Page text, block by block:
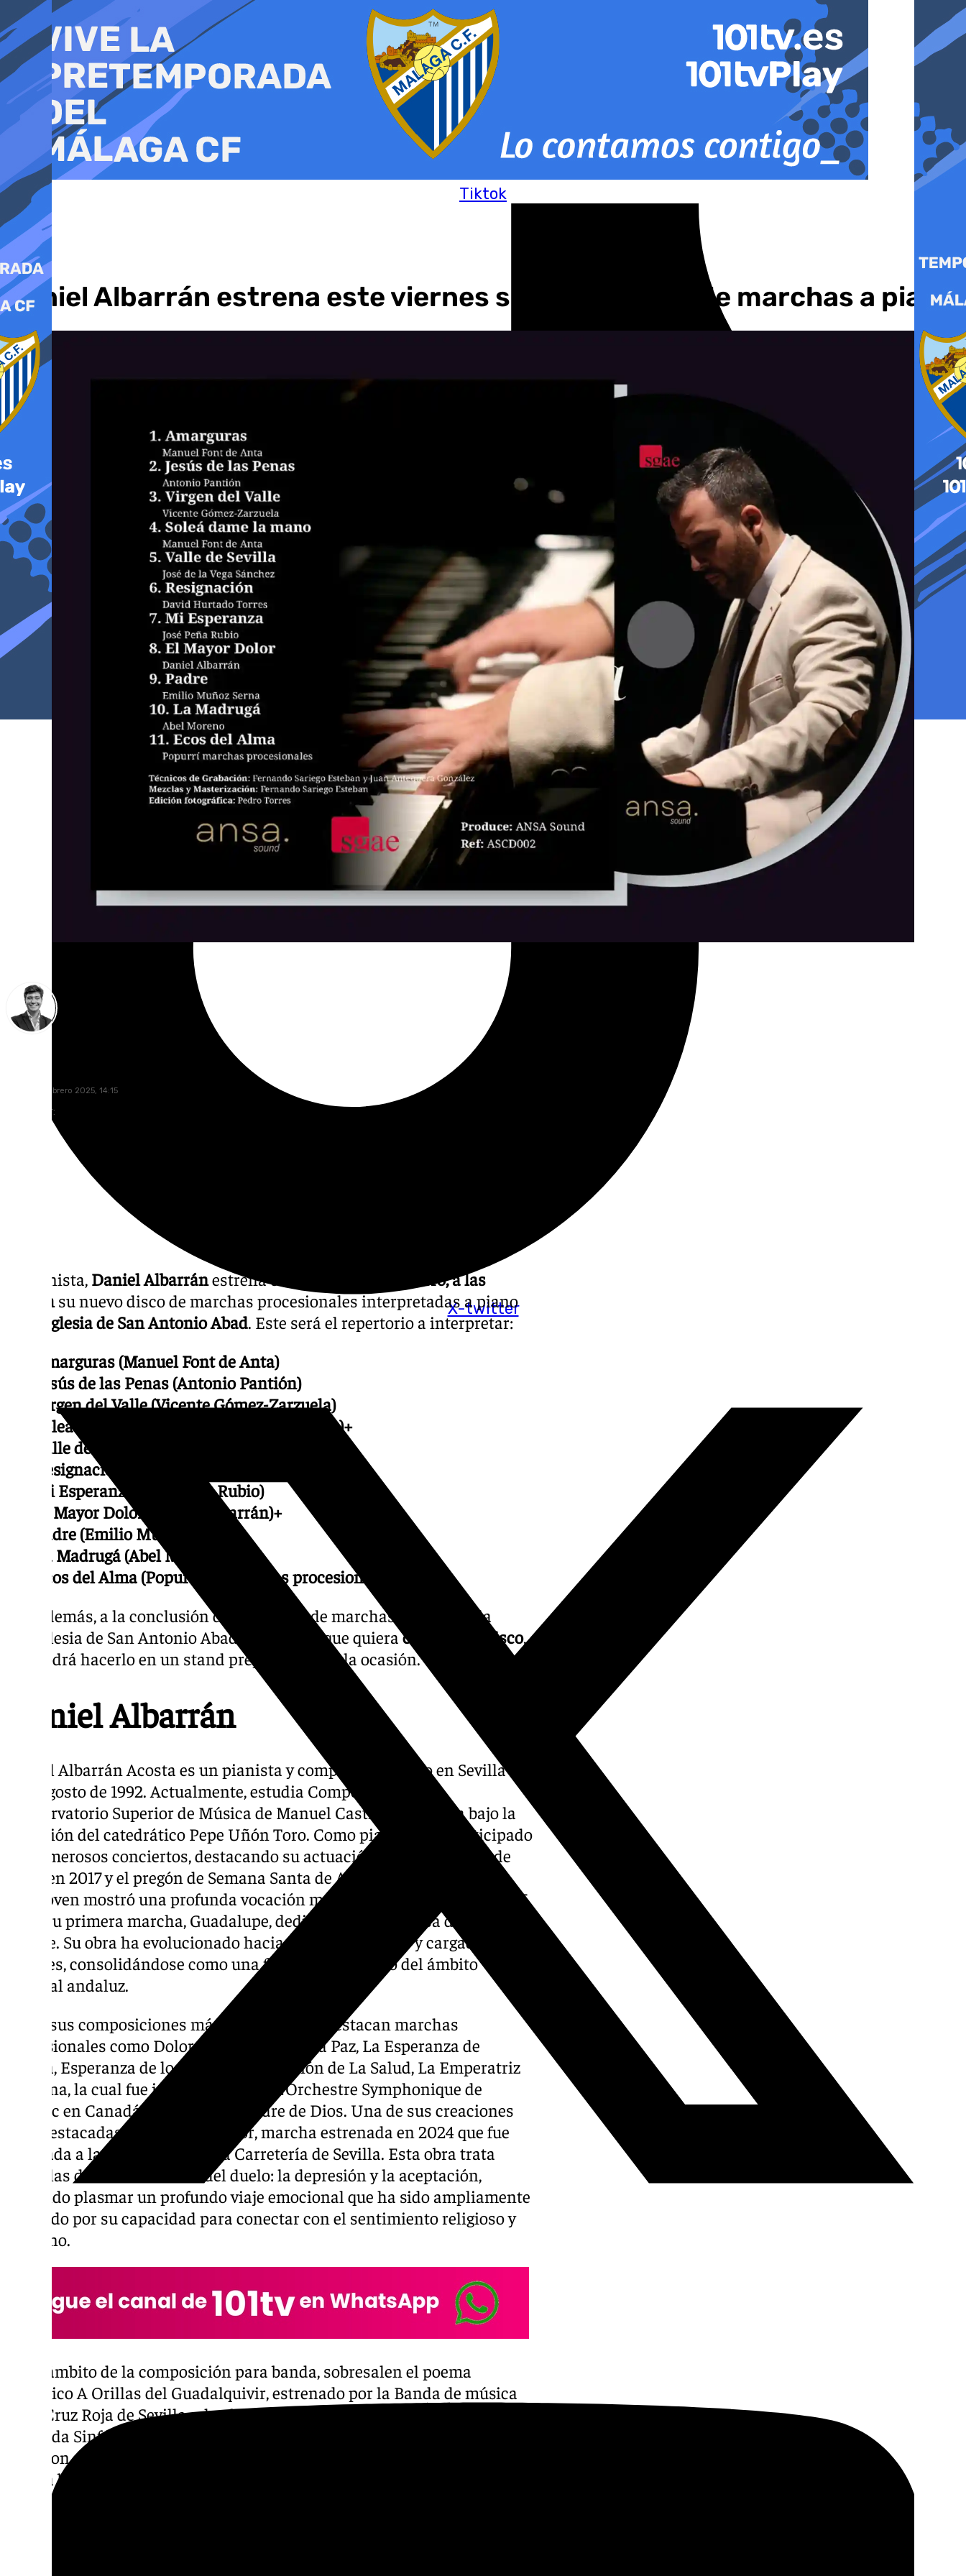
al
contenido
Tiktok
X-twitter
Youtube
Daniel Albarrán estrena este viernes su nuevo disco de marchas a piano
martes, 4 febrero 2025, 14:15
Compartir:
El pianista, Daniel Albarrán estrena este viernes,
7 de febrero, a las
21.00h su nuevo disco de marchas procesionales interpretadas a piano
Iglesia de San Antonio Abad. Este será el repertorio a interpretar:
Amarguras (Manuel Font de Anta)
Jesús de las Penas (Antonio Pantión)
Virgen del Valle (Vicente Gómez-Zarzuela)
Soleá dame la mano (Manuel Font de Anta)+
Valle de Sevilla (José de la Vega)
Resignación (David Hurtado Torres)
Mi Esperanza (José Peña Rubio)
El Mayor Dolor (Daniel Albarrán)+
Padre (Emilio Muñoz Serna)
La Madrugá (Abel Moreno)
Ecos del Alma (Popurrí de marchas procesionales).
Además, a la conclusión del concierto de marchas a piano en la
Iglesia de San Antonio Abad, todo aquel que quieracomprar el disco,
podrá hacerlo en un stand preparado para la ocasión.
Daniel Albarrán
Daniel Albarrán Acosta es un pianista y compositor nacido en Sevilla el
8 de agosto de 1992. Actualmente, estudia Composición en el
Conservatorio Superior de Música de Manuel Castillo en Sevilla bajo la
dirección del catedrático Pepe Uñón Toro. Como pianista, ha participado
en numerosos conciertos, destacando su actuación en la gala Olivo de
Plata en 2017 y el pregón de Semana Santa de Almería en 2022. Desde
muy joven mostró una profunda vocación musical, componiendo a los 15
años su primera marcha, Guadalupe, dedicada a la Dolorosa de Álvarez
Duarte. Su obra ha evolucionado hacia un estilo maduro y cargado de
matices, consolidándose como una figura clave dentro del ámbito
musical andaluz.
Entre sus composiciones más significativas destacan marchas
procesionales como Dolores de un Barrio, La Paz, La Esperanza de
Sevilla, Esperanza de los caídos, Coronación de La Salud, La Emperatriz
Hispana, la cual fue interpretada por L’Orchestre Symphonique de
Québec en Canadá en 2024 y La Madre de Dios. Una de sus creaciones
más destacadas es El Mayor Dolor, marcha estrenada en 2024 que fue
dedicada a la Hermandad de la Carretería de Sevilla. Esta obra trata
sobre las dos últimas fases del duelo: la depresión y la aceptación,
logrando plasmar un profundo viaje emocional que ha sido ampliamente
valorado por su capacidad para conectar con el sentimiento religioso y
humano.
En el ámbito de la composición para banda, sobresalen el poema
sinfónico A Orillas del Guadalquivir, estrenado por la Banda de música
de la Cruz Roja de Sevilla, y la obra Sarabanda, interpretada en 2023 por
la Banda Sinfónica Municipal de Sevilla. Su talento fue reconocido en
2016 con el estreno de Montserrat por la Banda Sinfónica Municipal de
Sevilla bajo la dirección del Maestro Francisco Javier Gutiérrez Juan, una
colaboración que marcó un hito en su carrera. Este logro fue seguido en